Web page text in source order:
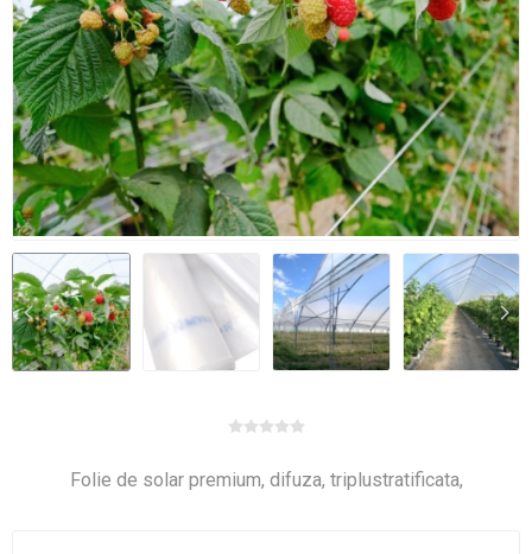
Folie de solar premium, difuza, triplustratificata,